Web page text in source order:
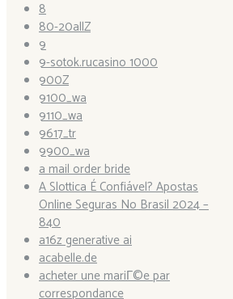
8
80-20allZ
9
9-sotok.rucasino 1000
900Z
9100_wa
9110_wa
9617_tr
9900_wa
a mail order bride
A Slottica É Confiável? Apostas
Online Seguras No Brasil 2024 –
840
a16z generative ai
acabelle.de
acheter une mariГ©e par
correspondance